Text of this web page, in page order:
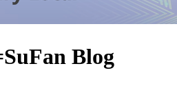
Blog